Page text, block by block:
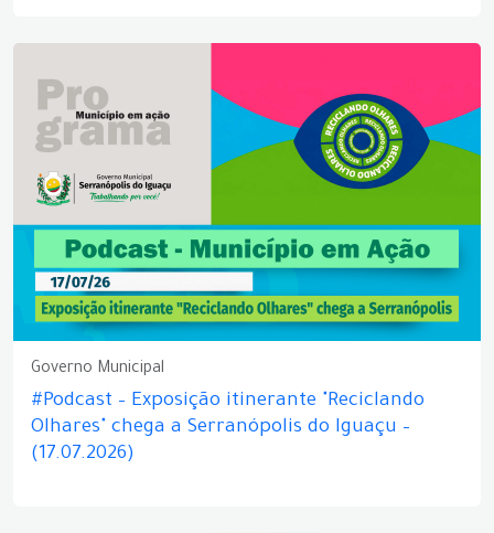
Governo Municipal
#Podcast – Exposição itinerante "Reciclando
Olhares" chega a Serranópolis do Iguaçu –
(17.07.2026)